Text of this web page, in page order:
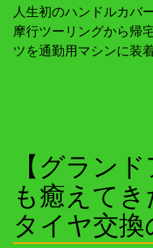
人生初のハンドルカバ
摩行ツーリングから帰
ツを通勤用マシンに装着
【グラン
も癒えて
タイヤ交換